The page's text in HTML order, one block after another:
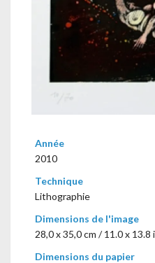
Année
2010
Technique
Lithographie
Dimensions de l'image
28,0 x 35,0 cm / 11.0 x 13.8
Dimensions du papier